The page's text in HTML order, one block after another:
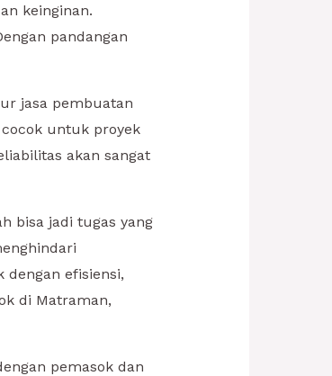
keinginan.
pandangan
jasa pembuatan
untuk proyek
akan sangat
bisa jadi tugas yang
efisiensi,
di Matraman,
pemasok dan